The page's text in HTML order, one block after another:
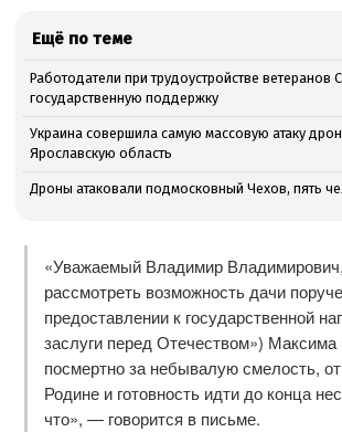
Ещё по теме
Работодатели при трудоустройстве ветеранов
государственную поддержку
Украина совершила самую массовую атаку
Ярославскую область
Дроны атаковали подмосковный Чехов, пять
«Уважаемый Владимир
рассмотреть возможность дачи
предоставлении к государственной
заслуги перед Отечеством»)
посмертно за небывалую смелость,
Родине и готовность идти до конца
что», — говорится в письме.